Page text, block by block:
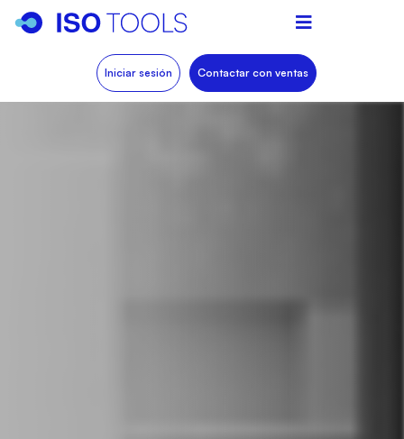
Iniciar sesión Contactar con ventas